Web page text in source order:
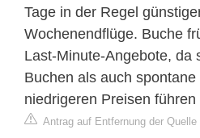
Tage in der Regel
Wochenendflüge. Buche
Last-Minute-Angebote, da
Buchen als auch
niedrigeren Preisen führen
Antrag auf Entfernung der Quelle